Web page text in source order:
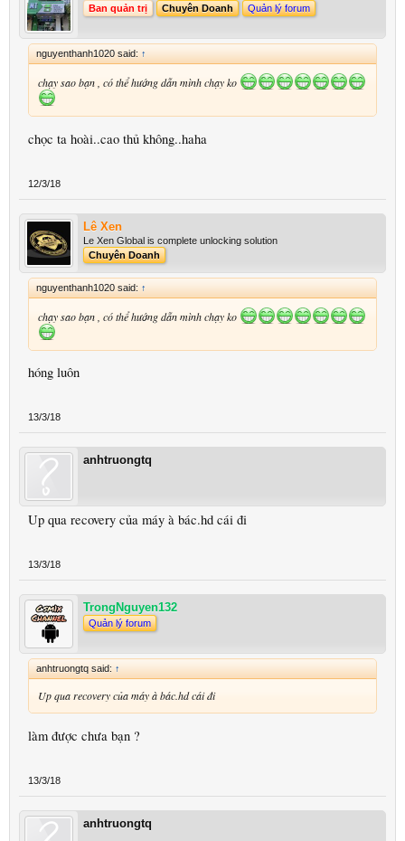
Ban quản trị Chuyên Doanh Quản lý forum
nguyenthanh1020 said: ↑
chạy sao bạn , có thể hướng dẫn mình chạy ko
chọc ta hoài..cao thủ không..haha
12/3/18
Lê Xen
Le Xen Global is complete unlocking solution
Chuyên Doanh
nguyenthanh1020 said: ↑
chạy sao bạn , có thể hướng dẫn mình chạy ko
hóng luôn
13/3/18
anhtruongtq
Up qua recovery của máy à bác.hd cái đi
13/3/18
TrongNguyen132
Quản lý forum
anhtruongtq said: ↑
Up qua recovery của máy à bác.hd cái đi
làm được chưa bạn ?
13/3/18
anhtruongtq